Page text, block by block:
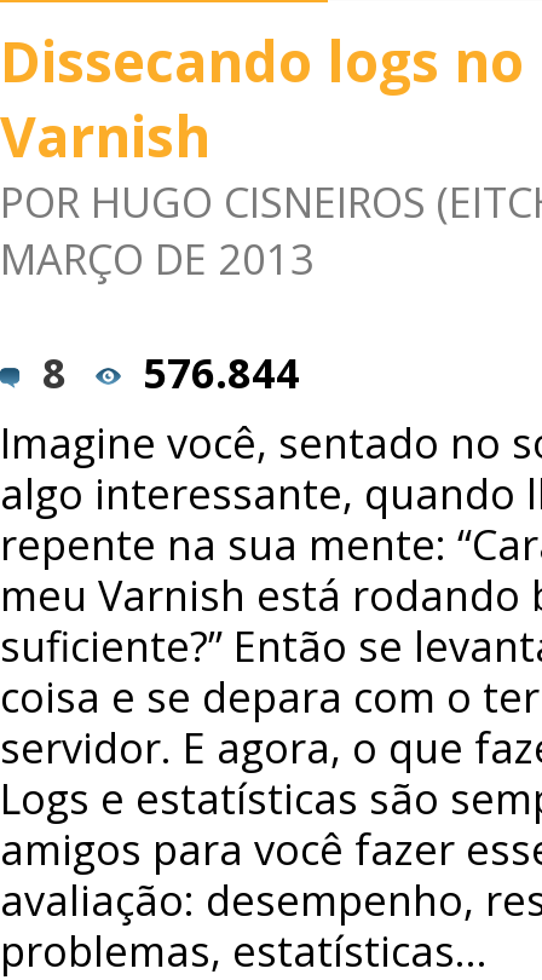
Dissecando logs no
Varnish
POR HUGO CISNEIROS
MARÇO DE 2013
8
576.844
Imagine você, sentado no
algo interessante, quando
repente na sua mente:
meu Varnish está rodando
suficiente?” Então se
coisa e se depara com o
servidor. E agora, o que
Logs e estatísticas são
amigos para você fazer
avaliação: desempenho,
problemas, estatísticas…